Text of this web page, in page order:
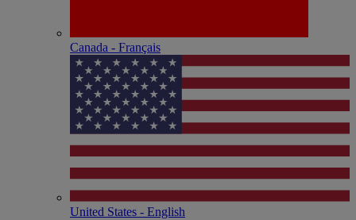
Canada - Français
United States - English